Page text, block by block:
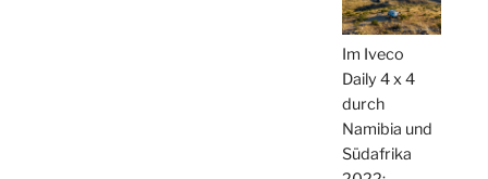
Im Iveco
Daily 4 x 4
durch
Namibia und
Südafrika